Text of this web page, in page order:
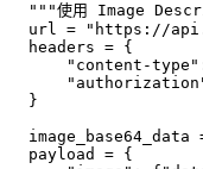
"""使用 Image
url = "https://
  headers = {
"content-
  }
image_base64_data
  payload = {